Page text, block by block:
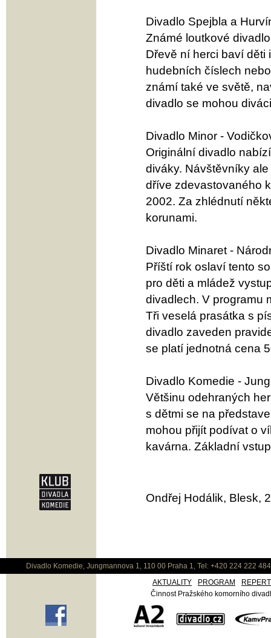
Divadlo Spejbla a
Známé loutkové
Dřevě ní herci baví děti
hudebních číslech
známí také ve světě,
divadlo se mohou
Divadlo Minor -
Originální divadlo
diváky. Návštěvníky
dříve zdevastovaného
2002. Za zhlédnutí
korunami.
Divadlo Minaret -
Příští rok oslaví tento
pro děti a mládež
divadlech. V programu
Tři veselá prasátka s
divadlo zaveden
se platí jednotná cena
Divadlo Komedie -
Většinu odehraných
s dětmi se na
mohou přijít podívat o
kavárna. Základní
Ondřej Hodálik, Blesk,
Divadlo Komedie, Jungmannova 1, 110 00 Praha 1, Tel: +420 224 222
AKTUALITY
PROGRAM
Činnost Pražského komorního